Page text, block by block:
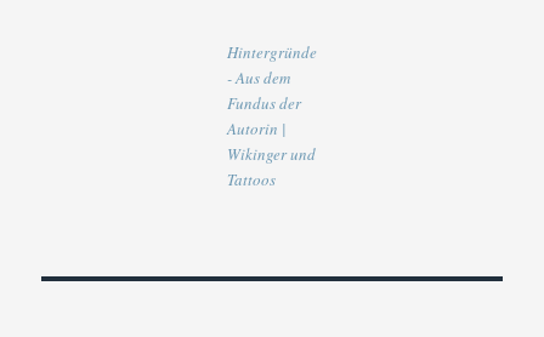
Hintergründe
- Aus dem
Fundus der
Autorin |
Wikinger und
Tattoos